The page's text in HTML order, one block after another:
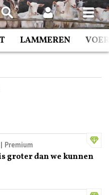
LAMMEREN
Premium
groter dan we kunnen